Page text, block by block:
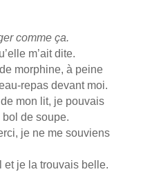
comme ça.
m’ait dite.
morphine, à peine
repas devant moi.
mon lit, je pouvais
de soupe.
je ne me souviens
et je la trouvais belle.